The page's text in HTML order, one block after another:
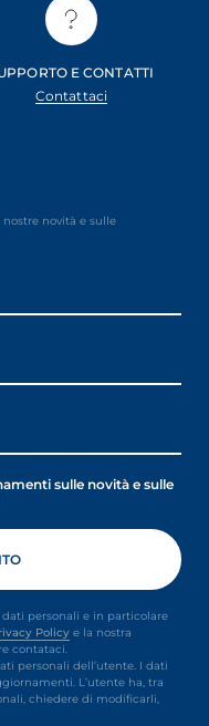
E CONTATTI
Contattaci
novità e sulle
sulle novità e sulle
personali e in particolare
Policy e la nostra
contataci.
personali dell’utente. I dati
L’utente ha, tra
chiedere di modificarli,